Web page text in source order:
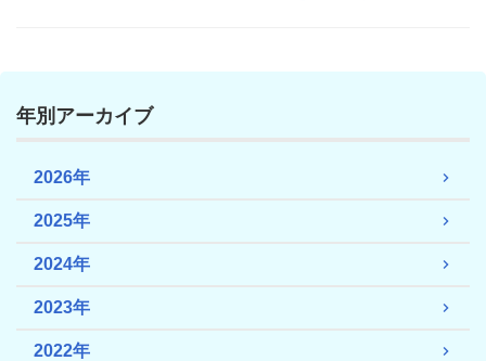
年別アーカイブ
2026年
2025年
2024年
2023年
2022年